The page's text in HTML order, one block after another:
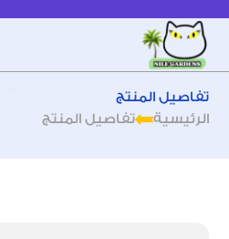
تفاصيل المنتج
الرئيسية
تفاصيل المنتج